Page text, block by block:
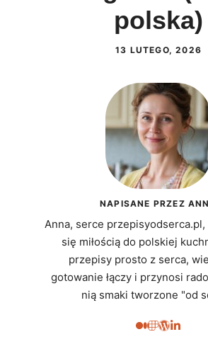
polska)
13 LUTEGO, 2026
NAPISANE PRZEZ
Anna, serce przepisyodserca.pl,
się miłością do polskiej
przepisy prosto z serca,
gotowanie łączy i przynosi
nią smaki tworzone "od